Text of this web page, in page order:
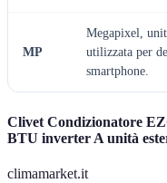
MP
Megapixel,
utilizzata per
smartphone.
Clivet Condizionatore
BTU inverter A unità
climamarket.it